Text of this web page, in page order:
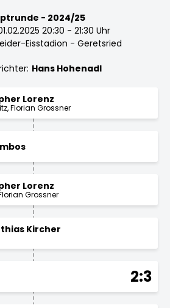
- 2024/25
20:30 - 21:30 Uhr
Eisstadion - Geretsried
Hans Hohenadl
Lorenz
Florian Grossner
Lorenz
Grossner
Kircher
2:3